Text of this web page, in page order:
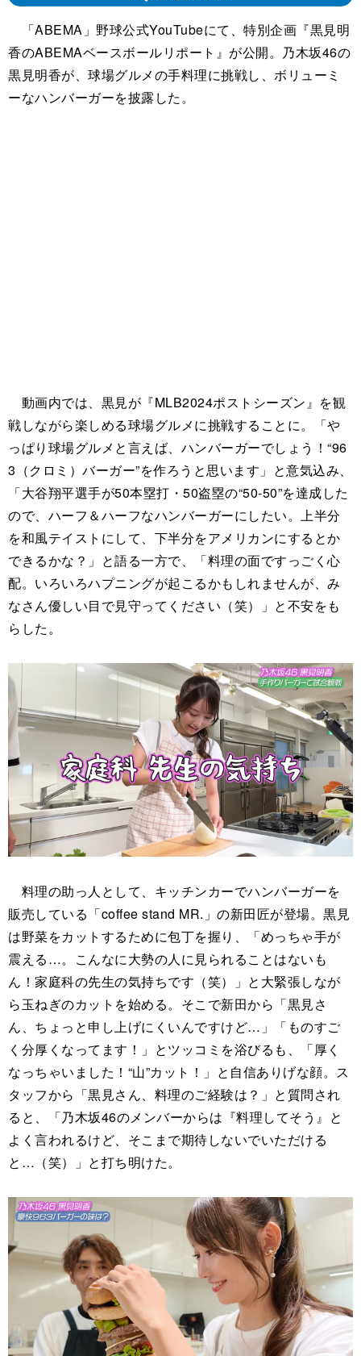
「ABEMA」野球公式YouTubeにて、特別企画『黒見明
香のABEMAベースボールリポート』が公開。乃木坂46の
黒見明香が、球場グルメの手料理に挑戦し、ボリューミ
ーなハンバーガーを披露した。
動画内では、黒見が『MLB2024ポストシーズン』を観
戦しながら楽しめる球場グルメに挑戦することに。「や
っぱり球場グルメと言えば、ハンバーガーでしょう！“96
3（クロミ）バーガー”を作ろうと思います」と意気込み、
「大谷翔平選手が50本塁打・50盗塁の“50-50”を達成した
ので、ハーフ＆ハーフなハンバーガーにしたい。上半分
を和風テイストにして、下半分をアメリカンにするとか
できるかな？」と語る一方で、「料理の面ですっごく心
配。いろいろハプニングが起こるかもしれませんが、み
なさん優しい目で見守ってください（笑）」と不安をも
らした。
料理の助っ人として、キッチンカーでハンバーガーを
販売している「coffee stand MR.」の新田匠が登場。黒見
は野菜をカットするために包丁を握り、「めっちゃ手が
震える…。こんなに大勢の人に見られることはないも
ん！家庭科の先生の気持ちです（笑）」と大緊張しなが
ら玉ねぎのカットを始める。そこで新田から「黒見さ
ん、ちょっと申し上げにくいんですけど…」「ものすご
く分厚くなってます！」とツッコミを浴びるも、「厚く
なっちゃいました！“山”カット！」と自信ありげな顔。ス
タッフから「黒見さん、料理のご経験は？」と質問され
ると、「乃木坂46のメンバーからは『料理してそう』と
よく言われるけど、そこまで期待しないでいただける
と…（笑）」と打ち明けた。